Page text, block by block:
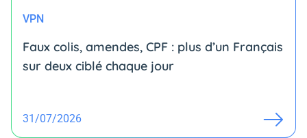
VPN
Faux colis, amendes, CPF : plus d’un Français
sur deux ciblé chaque jour
31/07/2026